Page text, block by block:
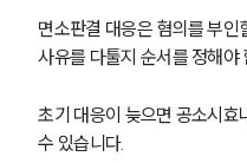
면소판결 대응은 혐의를 부인
사유를 다툴지 순서를 정해야
초기 대응이 늦으면 공소시효
수 있습니다.